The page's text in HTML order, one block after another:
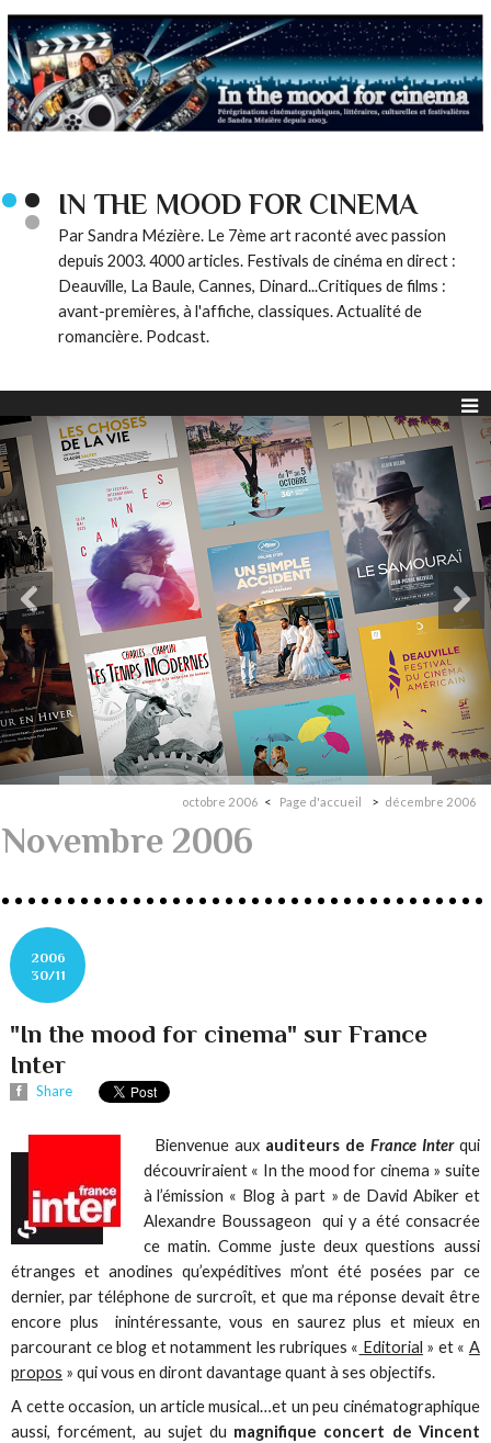
IN THE MOOD FOR CINEMA
Par Sandra Mézière. Le 7ème art raconté avec passion
depuis 2003. 4000 articles. Festivals de cinéma en direct :
Deauville, La Baule, Cannes, Dinard...Critiques de films :
avant-premières, à l'affiche, classiques. Actualité de
romancière. Podcast.
octobre 2006 Page d'accueil décembre 2006
Novembre 2006
2006
30/11
"In the mood for cinema" sur France
Inter
Share
Bienvenue aux auditeurs de France Interqui
découvriraient « In the mood for cinema » suite
à l’émission « Blog à part » de David Abiker et
Alexandre Boussageon qui y a été consacrée
ce matin. Comme juste deux questions aussi
étranges et anodines qu’expéditives m’ont été posées par ce
dernier, par téléphone de surcroît, et que ma réponse devait être
encore plus inintéressante, vous en saurez plus et mieux en
parcourant ce blog et notamment les rubriques « Editorial » et « A
propos » qui vous en diront davantage quant à ses objectifs.
A cette occasion, un article musical…et un peu cinématographique
aussi, forcément, au sujet du magnifique concert de Vincent